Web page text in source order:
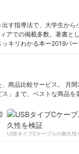
す指導法で、大学生か
での掲載多数。著書と
キリわかる本ー2019パ
商品比較サービス。 月
」まで、ベストな商品
USBタイプCケーブルの耐久性を